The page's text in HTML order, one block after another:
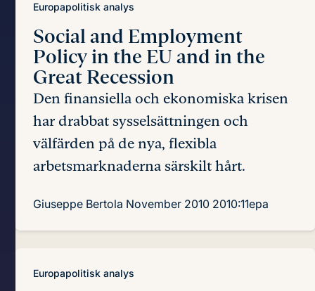
Europapolitisk analys
Social and Employment
Policyin the EU and in the
Great Recession
Den finansiella och ekonomiska krisen
har drabbat sysselsättningen och
välfärden på de nya, flexibla
arbetsmarknaderna särskilt hårt.
Giuseppe Bertola November 2010 2010:11epa
Europapolitisk analys